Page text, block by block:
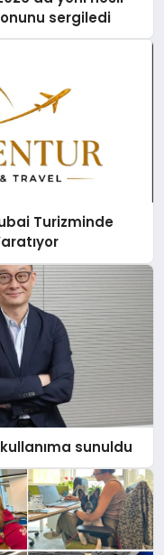
sergiledi
Turizminde
sunuldu